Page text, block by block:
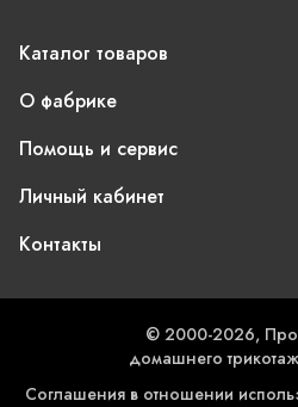
Каталог товаров
О фабрике
Помощь и сервис
Личный кабинет
Контакты
© 2000-2026,
домашнего
Соглашения в отношении